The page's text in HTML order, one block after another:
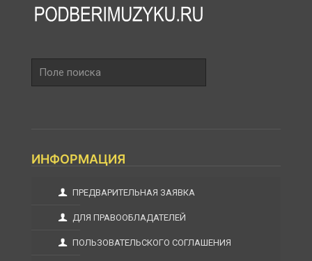
поиска
ИНФОРМАЦИЯ
ПРЕДВАРИТЕЛЬНАЯ ЗАЯВКА
ДЛЯ ПРАВООБЛАДАТЕЛЕЙ
ПОЛЬЗОВАТЕЛЬСКОГО СОГЛАШЕНИЯ